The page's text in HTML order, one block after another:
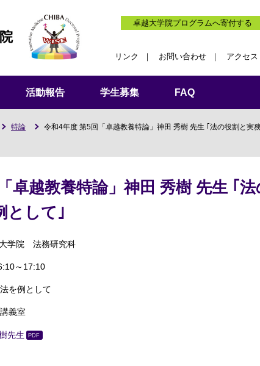
卓越大学院プログラムへ寄付する
リンク お問い合わせ アクセス
活動報告 学生募集 FAQ
特論 令和4年度 第5回「卓越教養特論」神田 秀樹 先生 ｢法の役割と
卓越教養特論」神田 秀樹 先生 ｢
して｣
学院 法務研究科
～17:10
を例として
義室
先生